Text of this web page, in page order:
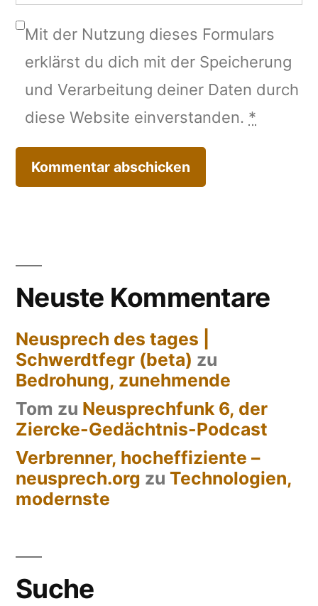
Mit der Nutzung dieses Formulars
erklärst du dich mit der Speicherung
und Verarbeitung deiner Daten durch
diese Website einverstanden. *
Neuste Kommentare
Neusprech des tages |
Schwerdtfegr (beta) zu
Bedrohung, zunehmende
Tom zu Neusprechfunk 6, der
Ziercke-Gedächtnis-Podcast
Verbrenner, hocheffiziente –
neusprech.org zu Technologien,
modernste
Suche